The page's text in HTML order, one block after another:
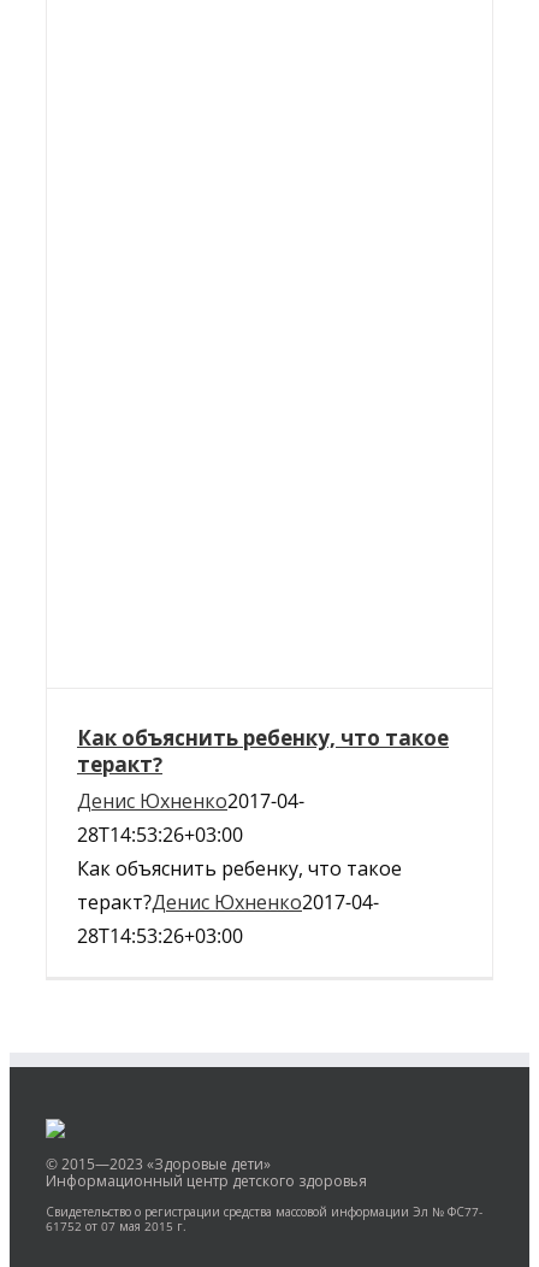
Как объяснить ребенку, что такое
теракт?
Денис Юхненко2017-04-
28T14:53:26+03:00
Как объяснить ребенку, что такое
теракт?Денис Юхненко2017-04-
28T14:53:26+03:00
© 2015—2023 «Здоровые дети»
Информационный центр детского здоровья
Свидетельство о регистрации средства массовой информации Эл № ФС77-
61752 от 07 мая 2015 г.